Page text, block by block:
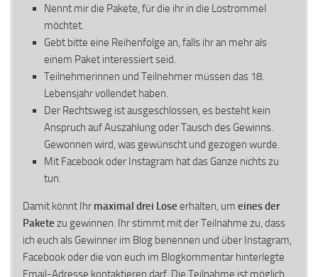
Nennt mir die Pakete, für die ihr in die Lostrommel
möchtet.
Gebt bitte eine Reihenfolge an, falls ihr an mehr als
einem Paket interessiert seid.
Teilnehmerinnen und Teilnehmer müssen das 18.
Lebensjahr vollendet haben.
Der Rechtsweg ist ausgeschlossen, es besteht kein
Anspruch auf Auszahlung oder Tausch des Gewinns.
Gewonnen wird, was gewünscht und gezogen wurde.
Mit Facebook oder Instagram hat das Ganze nichts zu
tun.
Damit könnt Ihr maximal drei Lose erhalten, um eines der
Pakete zu gewinnen. Ihr stimmt mit der Teilnahme zu, dass
ich euch als Gewinner im Blog benennen und über Instagram,
Facebook oder die von euch im Blogkommentar hinterlegte
Email-Adresse kontaktieren darf. Die Teilnahme ist möglich